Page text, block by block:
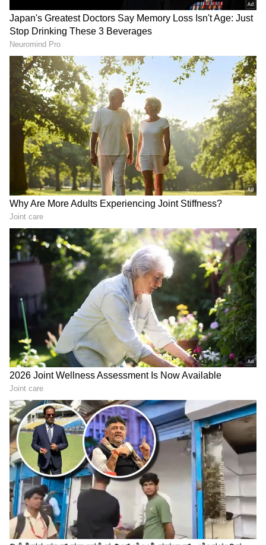
Image Credit : ANI
ರಾಯಲ್ಸ್
ಇದೀಗ ನಿನ್ನೆ ನಡೆದ ಲಖನೌ ಎದುರಿನ ಪಂದ್ಯದಲ್ಲಿ ರಾಜಸ್ಥಾನ
ರಾಯಲ್ಸ್ ತಂಡವು ಗೆಲುವು ಸಾಧಿಸುತ್ತಿದ್ದಂತೆಯೇ ರಿಯಾನ್
ಪರಾಗ್ ನೇತೃತ್ವದ ರಾಯಲ್ಸ್ ತಂಡವು ಅಂಕಪಟ್ಟಿ ನಾಲ್ಕನೇ
ಸ್ಥಾನಕ್ಕೇರಿದ್ದು, ಪ್ಲೇ ಆಫ್ ಲೆಕ್ಕಾಚಾರ ತಲೆಕೆಳಗಾಗುವಂತೆ
ಮಾಡಿದೆ.
Related Articles
Breaking: ವೈದ್ಯಕೀಯ ದಾಖಲೆ ತೋರಿಸಿ ಬ್ಯಾನ್‌ನಿಂದ
ಬಚಾವ್‌ ಆದ ರಾಜಸ್ಥಾನ ರಾಯಲ್ಸ್‌ ಮ್ಯಾನೇಜರ್‌,
ಬಿಸಿಸಿಐನಿಂದ ಭಾರೀ ದಂಡ
IPL 2026: ನಿನ್ನೆ ನಡೆದ ಲಖನೌ ಸೂಪರ್ ಜೈಂಟ್ಸ್-
ರಾಜಸ್ಥಾನ ರಾಯಲ್ಸ್ ನಡುವಿನ ಮ್ಯಾಚ್ ಗೆದ್ದಿದ್ದು